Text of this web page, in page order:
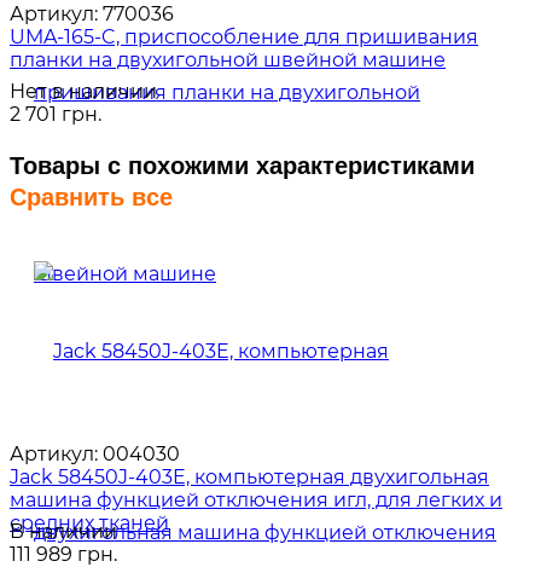
Артикул: 770036
UMA-165-C, приспособление для пришивания
планки на двухигольной швейной машине
Нет в наличии
2 701 грн.
Товары с похожими характеристиками
Сравнить все
Артикул: 004030
Jack 58450J-403E, компьютерная двухигольная
машина функцией отключения игл, для легких и
средних тканей
В наличии
111 989 грн.